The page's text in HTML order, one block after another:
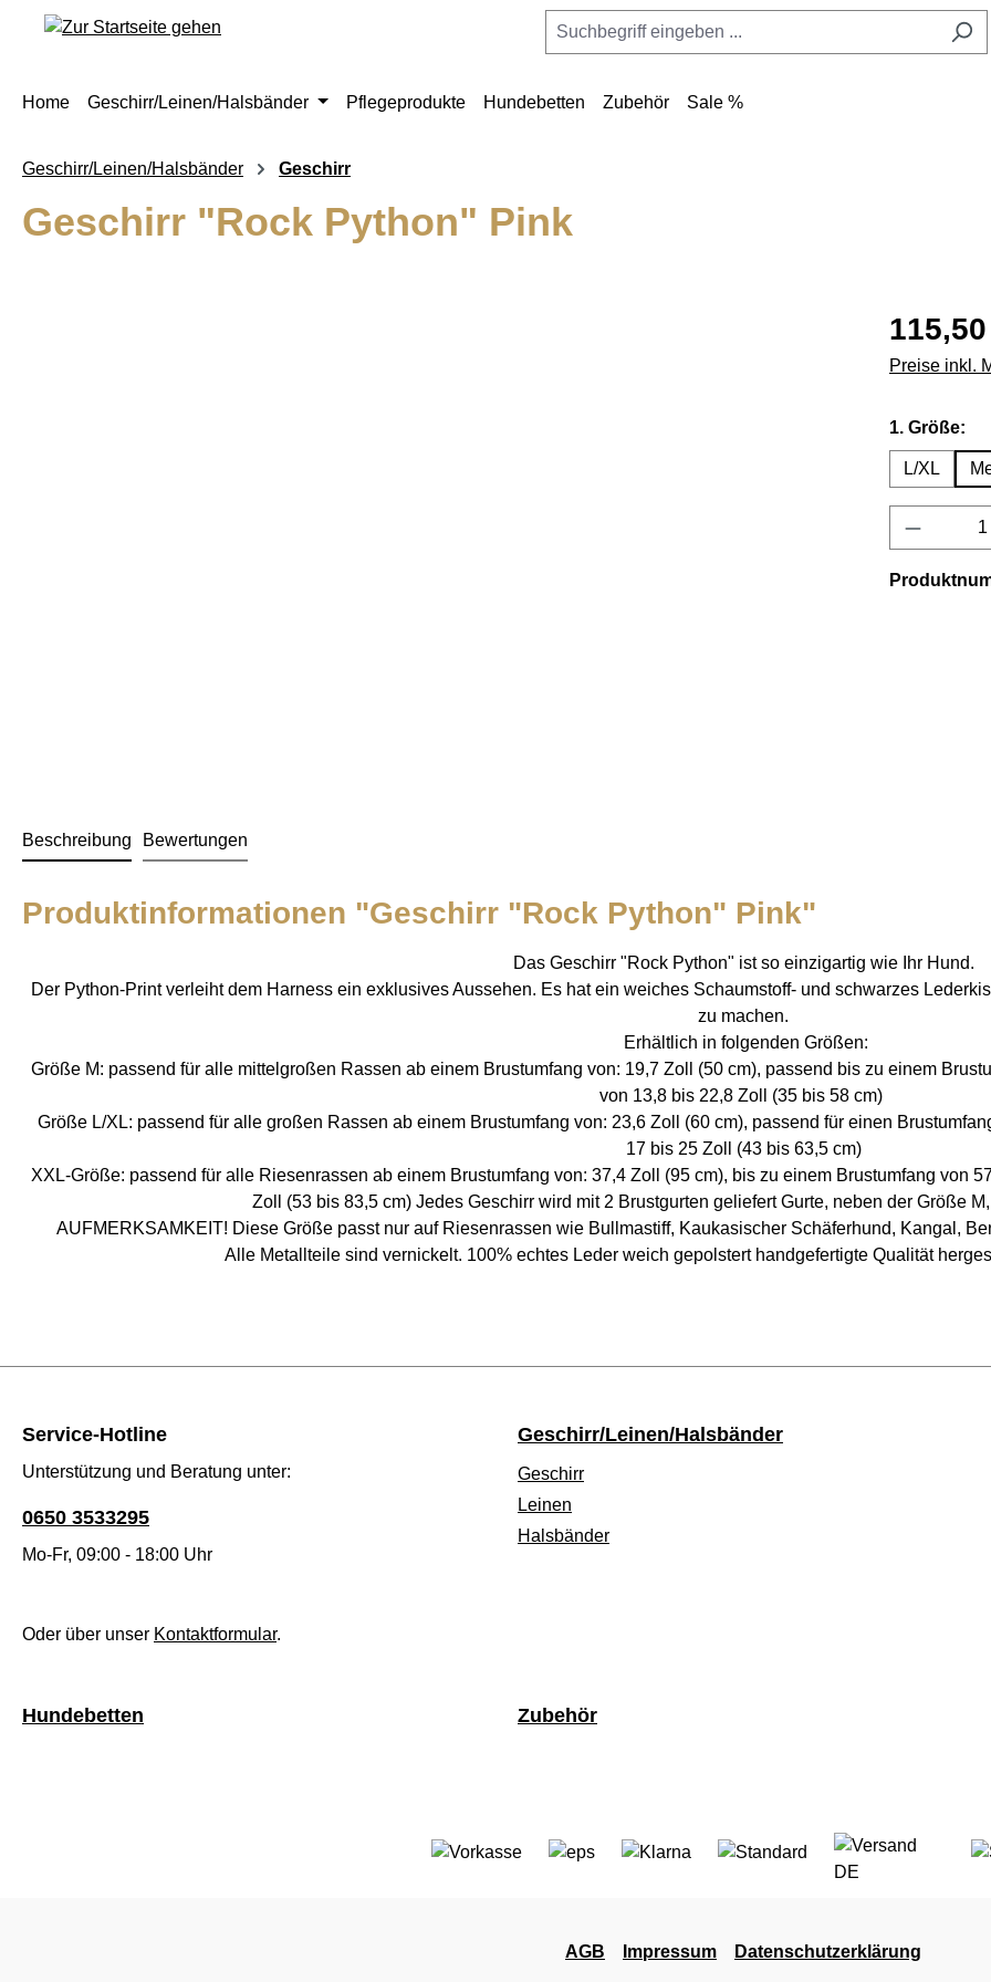
Zur Hauptnavigation springen
Home Geschirr/Leinen/Halsbänder Pflegeprodukte Hundebetten Zubehör Sale %
Geschirr/Leinen/Halsbänder Geschirr
Geschirr "Rock Python" Pink
Preise inkl.
1. Größe:
L/XL
Beschreibung Bewertungen
Produktinformationen "Geschirr "Rock Python" Pink"
Das Geschirr "Rock Python" ist so einzigartig wie Ihr Hund.
Der Python-Print verleiht dem Harness ein exklusives Aussehen. Es hat ein weiches Schaumstoff- und schwarzes
zu machen.
Erhältlich in folgenden Größen:
Größe M: passend für alle mittelgroßen Rassen ab einem Brustumfang von: 19,7 Zoll (50 cm), passend bis zu einem
von 13,8 bis 22,8 Zoll (35 bis 58 cm)
Größe L/XL: passend für alle großen Rassen ab einem Brustumfang von: 23,6 Zoll (60 cm), passend für einen
17 bis 25 Zoll (43 bis 63,5 cm)
XXL-Größe: passend für alle Riesenrassen ab einem Brustumfang von: 37,4 Zoll (95 cm), bis zu einem Brustumfang von
Zoll (53 bis 83,5 cm) Jedes Geschirr wird mit 2 Brustgurten geliefert Gurte, neben der Größe
AUFMERKSAMKEIT! Diese Größe passt nur auf Riesenrassen wie Bullmastiff, Kaukasischer Schäferhund, Kangal,
Alle Metallteile sind vernickelt. 100% echtes Leder weich gepolstert handgefertigte Qualität
Service-Hotline
Unterstützung und Beratung unter:
0650 3533295
Mo-Fr, 09:00 - 18:00 Uhr
Oder über unser Kontaktformular.
Geschirr/Leinen/Halsbänder
Geschirr
Leinen
Halsbänder
Hundebetten Zubehör
AGB Impressum Datenschutzerklärung